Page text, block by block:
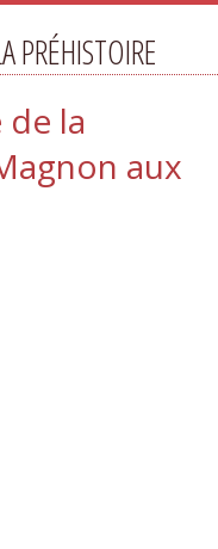
PRÉHISTOIRE
la
aux